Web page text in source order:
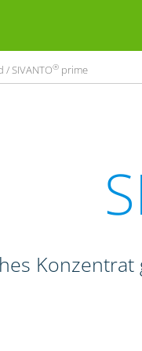
/ SIVANTO® prime
Konzentrat